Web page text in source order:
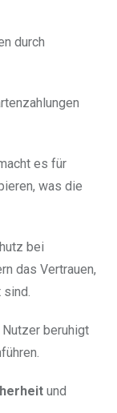
durch
es für
was die
bei
das Vertrauen,
sind.
beruhigt
und